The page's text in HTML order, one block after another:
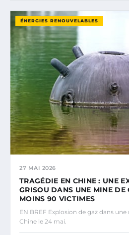
ÉNERGIES RENOUVELABLES
27 MAI 2026
TRAGÉDIE EN CHINE : UNE
GRISOU DANS UNE MINE
MOINS 90 VICTIMES
EN BREF Explosion de gaz dans
Chine le 24 mai.